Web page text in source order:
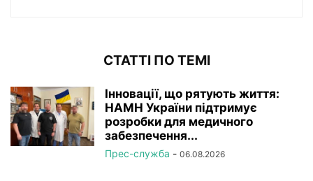
СТАТТІ ПО ТЕМІ
Інновації, що рятують життя:
НАМН України підтримує
розробки для медичного
забезпечення...
Прес-служба - 06.08.2026